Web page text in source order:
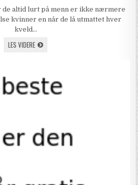
de altid lurt på menn er ikke nærmere
kvinner en når de lå utmattet hver
kveld…
LES VIDEREHVA DAMER VIL PLUSS HVA DE SIER DE VIL